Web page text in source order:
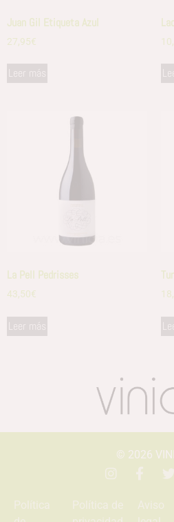
Juan Gil Etiqueta Azul
27,95€
Leer más
La Pell Pedrisses
43,50€
Leer más
© 2026
Política
Política de
Aviso